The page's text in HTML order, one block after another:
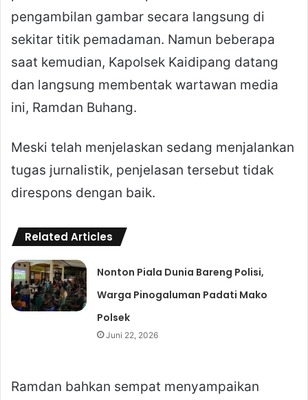
pengambilan gambar secara langsung di
sekitar titik pemadaman. Namun beberapa
saat kemudian, Kapolsek Kaidipang datang
dan langsung membentak wartawan media
ini, Ramdan Buhang.
Meski telah menjelaskan sedang menjalankan
tugas jurnalistik, penjelasan tersebut tidak
direspons dengan baik.
Related Articles
Nonton Piala Dunia Bareng Polisi,
Warga Pinogaluman Padati Mako
Polsek
Juni 22, 2026
Ramdan bahkan sempat menyampaikan